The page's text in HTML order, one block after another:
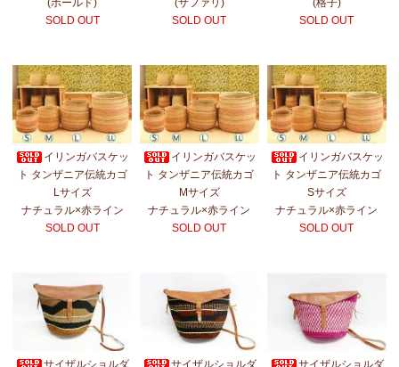
(ボールド)
SOLD OUT
(サファリ)
SOLD OUT
(格子)
SOLD OUT
イリンガバスケッ
ト タンザニア伝統カゴ
Lサイズ
ナチュラル×赤ライン
SOLD OUT
イリンガバスケッ
ト タンザニア伝統カゴ
Mサイズ
ナチュラル×赤ライン
SOLD OUT
イリンガバスケッ
ト タンザニア伝統カゴ
Sサイズ
ナチュラル×赤ライン
SOLD OUT
サイザルショルダ
サイザルショルダ
サイザルショルダ